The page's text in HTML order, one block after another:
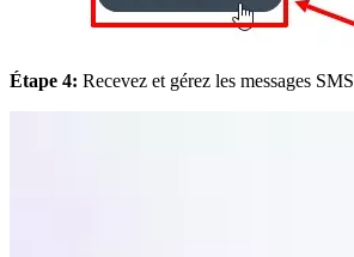
Étape 4: Recevez et gérez les messages SMS